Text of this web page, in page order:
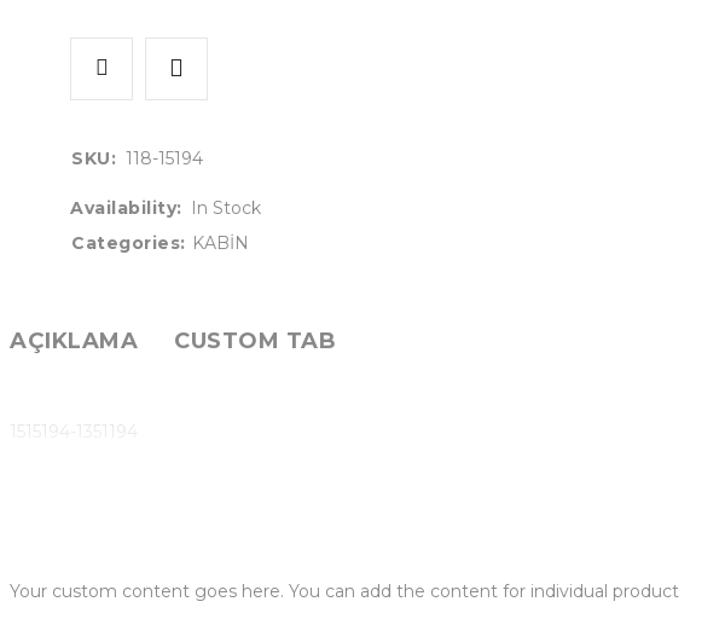
SKU: 118-15194
Availability:
In Stock
Categories: KABİN
AÇIKLAMA CUSTOM TAB
1515194-1351194
Your custom content goes here. You can add the content for individual product